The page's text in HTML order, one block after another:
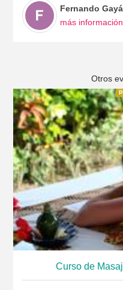
Fernando
más información
Otros
Curso de